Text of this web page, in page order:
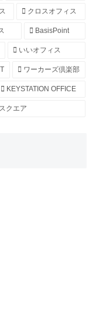
クロスオフィス
BasisPoint
いいオフィス
ワーカーズ倶楽部
KEYSTATION OFFICE
クエア